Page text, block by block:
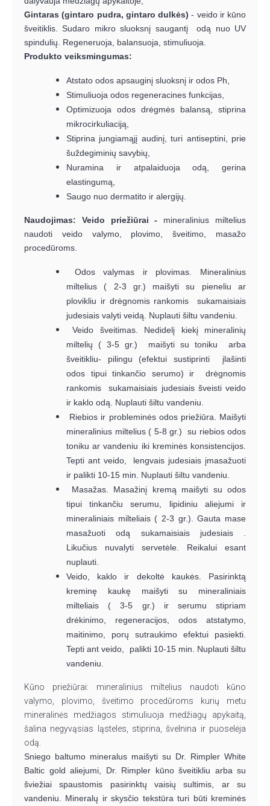
Gintaras (gintaro pudra, gintaro dulkės) - veido ir kūno
šveitiklis. Sudaro mikro sluoksnį saugantį odą nuo UV
spindulių. Regeneruoja, balansuoja, stimuliuoja.
Produkto veiksmingumas:
Atstato odos apsauginį sluoksnį ir odos Ph,
Stimuliuoja odos regeneracines funkcijas,
Optimizuoja odos drėgmės balansą, stiprina
mikrocirkuliaciją,
Stiprina jungiamąjį audinį, turi antiseptini, prie
šuždegiminių savybių,
Nuramina ir atpalaiduoja odą, gerina
elastingumą,
Saugo nuo dermatito ir alergijų.
Naudojimas: Veido priežiūrai - mineralinius miltelius
naudoti veido valymo, plovimo, šveitimo, masažo
procedūroms.
Odos valymas ir plovimas. Mineralinius
miltelius ( 2-3 gr.) maišyti su pieneliu ar
plovikliu ir drėgnomis rankomis sukamaisiais
judesiais valyti veidą. Nuplauti šiltu vandeniu.
Veido šveitimas. Nedidelį kiekį mineralinių
miltelių ( 3-5 gr.) maišyti su toniku arba
šveitikliu- pilingu (efektui sustiprinti įlašinti
odos tipui tinkančio serumo) ir drėgnomis
rankomis sukamaisiais judesiais šveisti veido
ir kaklo odą. Nuplauti šiltu vandeniu.
Riebios ir probleminės odos priežiūra. Maišyti
mineralinius miltelius ( 5-8 gr.) su riebios odos
toniku ar vandeniu iki kreminės konsistencijos.
Tepti ant veido, lengvais judesiais įmasažuoti
ir palikti 10-15 min. Nuplauti šiltu vandeniu.
Masažas. Masažinį kremą maišyti su odos
tipui tinkančiu serumu, lipidiniu aliejumi ir
mineraliniais milteliais ( 2-3 gr.). Gauta mase
masažuoti odą sukamaisiais judesiais .
Likučius nuvalyti servetėle. Reikalui esant
nuplauti.
Veido, kaklo ir dekoltė kaukės. Pasirinktą
kreminę kaukę maišyti su mineraliniais
milteliais ( 3-5 gr.) ir serumu stipriam
drėkinimo, regeneracijos, odos atstatymo,
maitinimo, porų sutraukimo efektui pasiekti.
Tepti ant veido, palikti 10-15 min. Nuplauti šiltu
vandeniu.
Kūno priežiūrai: mineralinius miltelius naudoti kūno
valymo, plovimo, šveitimo procedūroms kurių metu
mineralinės medžiagos stimuliuoja medžiagų apykaitą,
šalina negyvąsias ląsteles, stiprina, švelnina ir puoselėja
odą.
Sniego baltumo mineralus maišyti su Dr. Rimpler White
Baltic gold aliejumi, Dr. Rimpler kūno šveitikliu arba su
šviežiai spaustomis pasirinktų vaisių sultimis, ar su
vandeniu. Mineralų ir skysčio tekstūra turi būti kreminės